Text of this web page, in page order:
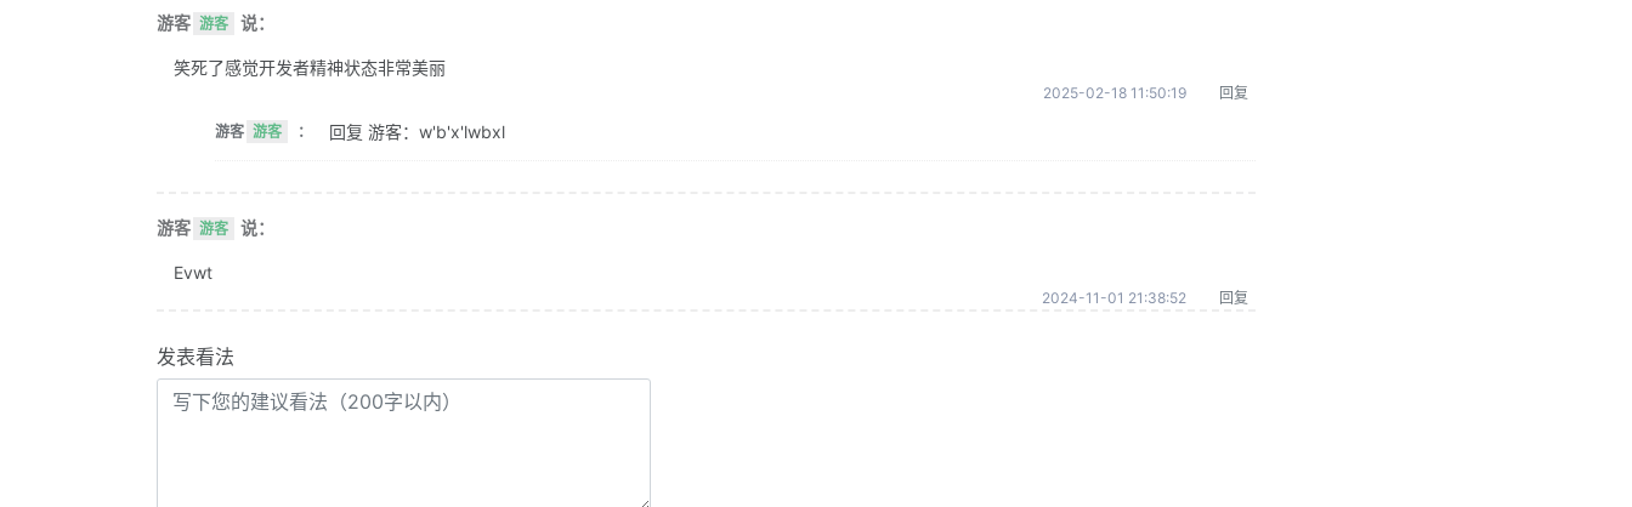
游客 游客 说：
笑死了感觉开发者精神状态非常美丽
2025-02-18 11:50:19 回复
游客 游客 ： 回复 游客：w'b'x'lwbxl
游客 游客 说：
Evwt
2024-11-01 21:38:52 回复
发表看法